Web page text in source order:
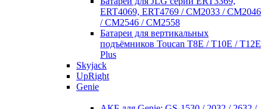
ERT4069, ERT4769 / CM2033 / CM2046
/ CM2546 / CM2558
Батареи для вертикальных
подъёмников Toucan T8E / T10E / T12E
Plus
Skyjack
UpRight
Genie